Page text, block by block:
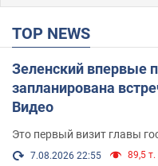
TOP NEWS
Зеленский впервые
запланирована
Видео
Это первый визит главы
7.08.2026 22:55 89,5 т.